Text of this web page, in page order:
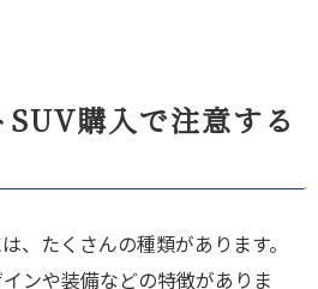
SUV購入で注意する
、たくさんの種類があります。
ンや装備などの特徴がありま